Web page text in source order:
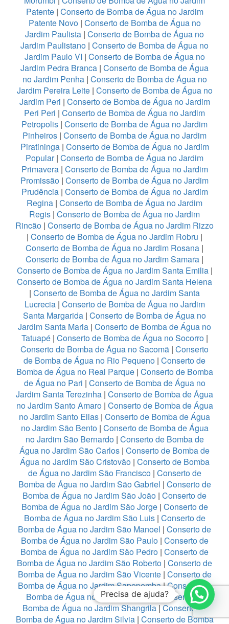
Patente| Conserto de Bomba de Água no Jardim
Patente Novo| Conserto de Bomba de Água no
Jardim Paulista | Conserto de Bomba de Água no
Jardim Paulistano | Conserto de Bomba de Água no
Jardim Paulo VI | Conserto de Bomba de Água no
Jardim Pedra Branca | Conserto de Bomba de Água
no Jardim Penha| Conserto de Bomba de Água no
Jardim Pereira Leite| Conserto de Bomba de Água no
Jardim Peri | Conserto de Bomba de Água no Jardim
Peri Peri | Conserto de Bomba de Água no Jardim
Petropolis | Conserto de Bomba de Água no Jardim
Pinheiros | Conserto de Bomba de Água no Jardim
Piratininga| Conserto de Bomba de Água no Jardim
Popular| Conserto de Bomba de Água no Jardim
Primavera| Conserto de Bomba de Água no Jardim
Promissão | Conserto de Bomba de Água no Jardim
Prudência| Conserto de Bomba de Água no Jardim
Regina | Conserto de Bomba de Água no Jardim
Regis | Conserto de Bomba de Água no Jardim
Rincão | Conserto de Bomba de Água no Jardim Rizzo
| Conserto de Bomba de Água no Jardim Robru |
Conserto de Bomba de Água no Jardim Rosana |
Conserto de Bomba de Água no Jardim Samara |
Conserto de Bomba de Água no Jardim Santa Emilia|
Conserto de Bomba de Água no Jardim Santa Helena
| Conserto de Bomba de Água no Jardim Santa
Lucrecia| Conserto de Bomba de Água no Jardim
Santa Margarida | Conserto de Bomba de Água no
Jardim Santa Maria | Conserto de Bomba de Água no
Tatuapé| Conserto de Bomba de Água no Socorro|
Conserto de Bomba de Água no Sacomã | Conserto
de Bomba de Água no Rio Pequeno | Conserto de
Bomba de Água no Real Parque| Conserto de Bomba
de Água no Pari | Conserto de Bomba de Água no
Jardim Santa Terezinha | Conserto de Bomba de Água
no Jardim Santo Amaro| Conserto de Bomba de Água
no Jardim Santo Elias | Conserto de Bomba de Água
no Jardim São Bento| Conserto de Bomba de Água
no Jardim São Bernardo| Conserto de Bomba de
Água no Jardim São Carlos | Conserto de Bomba de
Água no Jardim São Cristovão| Conserto de Bomba
de Água no Jardim São Francisco| Conserto de
Bomba de Água no Jardim São Gabriel | Conserto de
Bomba de Água no Jardim São João | Conserto de
Bomba de Água no Jardim São Jorge| Conserto de
Bomba de Água no Jardim São Luis| Conserto de
Bomba de Água no Jardim São Manoel | Conserto de
Bomba de Água no Jardim São Paulo| Conserto de
Bomba de Água no Jardim São Pedro | Conserto de
Bomba de Água no Jardim São Roberto | Conserto de
Bomba de Água no Jardim São Vicente| Conserto de
Bomba de Água no Jardim Sapopemba|Conserto de
Bomba de Água no Jardim Satelite|Conserto de
Bomba de Água no Jardim Shangrila|Conserto de
Bomba de Água no Jardim Silvia| Conserto de Bomba
Precisa de ajuda?